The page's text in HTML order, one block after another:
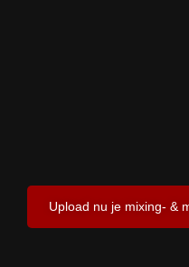
Upload nu je mixing- &